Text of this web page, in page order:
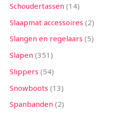
Schoudertassen 14
Slaapmat accessoires 2
Slangen en regelaars 5
Slapen 351
Slippers 54
Snowboots 13
Spanbanden 2